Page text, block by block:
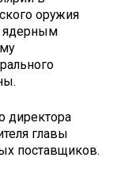
оружия
ядерным
директора
главы
поставщиков.